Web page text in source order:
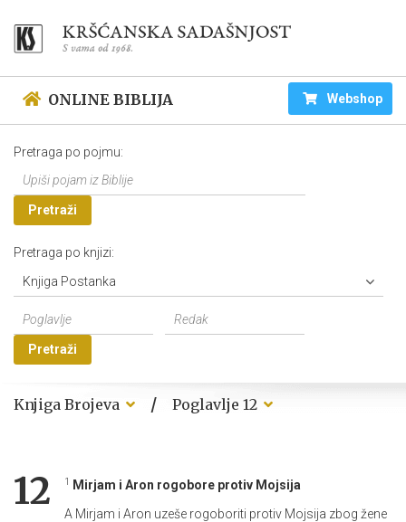
ONLINE BIBLIJA Webshop
Pretraga po pojmu:
Pretraži
Pretraga po knjizi:
Knjiga Postanka
Pretraži
Knjiga Brojeva / Poglavlje 12
12 1
Mirjam i Aron rogobore protiv Mojsija
A Mirjam i Aron uzeše rogoboriti protiv Mojsija zbog žene